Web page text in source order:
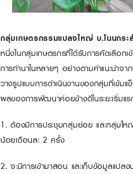
กลุ่มเกษตรกรรมแปลงใหญ่ บ.โนนกร
หนึ่งในกลุ่มเกษตรกรที่ได้รับการคัดเลือก
การทำนาในหลายๆ อย่างตามคำแนะนำจ
วางรูปแบบการดำเนินงานของกลุ่มที่เข้ม
ผลของการพัฒนาค่อยข้างดีในระยะเริ่มแ
1. ต้องมีการประชุมกลุ่มย่อย และกลุ่มให
น้อยเดือนละ 2 ครั้ง
2. จะมีการเข้ามาสอน และเก็บข้อมูลแป